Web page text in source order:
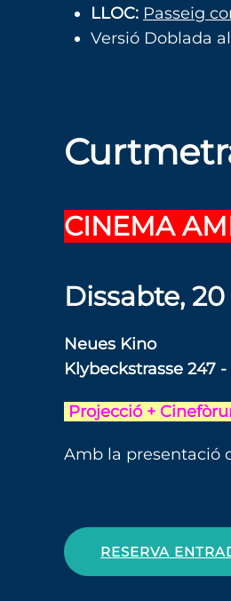
LLOC: Passeig
Versió Doblada
CINEMA
Dissabte,
Neues Kino
Klybeckstrasse 247
Projecció +
Amb la presentació
RESERVA